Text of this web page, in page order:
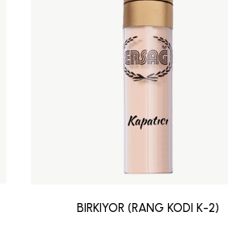
BIRKIYOR (RANG KODI K-2)